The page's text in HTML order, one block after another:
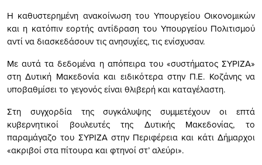
Η καθυστερημένη ανακοίνωση του Υπουργείου Οικονομικών
και η κατόπιν εορτής αντίδραση του Υπουργείου Πολιτισμού
αντί να διασκεδάσουν τις ανησυχίες, τις ενίσχυσαν.
Με αυτά τα δεδομένα η απόπειρα του «συστήματος ΣΥΡΙΖΑ»
στη Δυτική Μακεδονία και ειδικότερα στην Π.Ε. Κοζάνης να
υποβαθμίσει το γεγονός είναι θλιβερή και καταγέλαστη.
Στη συγχορδία της συγκάλυψης συμμετέχουν οι επτά
κυβερνητικοί βουλευτές της Δυτικής Μακεδονίας, το
παραμάγαζο του ΣΥΡΙΖΑ στην Περιφέρεια και κάτι Δήμαρχοι
«ακριβοί στα πίτουρα και φτηνοί στ’ αλεύρι».